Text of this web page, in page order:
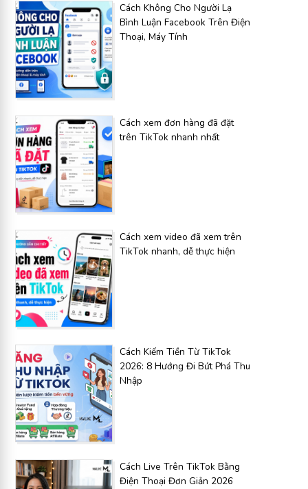
Cách Không Cho Người Lạ
Bình Luận Facebook Trên Điện
Thoại, Máy Tính
Cách xem đơn hàng đã đặt
trên TikTok nhanh nhất
Cách xem video đã xem trên
TikTok nhanh, dễ thực hiện
Cách Kiếm Tiền Từ TikTok
2026: 8 Hướng Đi Bứt Phá Thu
Nhập
Cách Live Trên TikTok Bằng
Điện Thoại Đơn Giản 2026